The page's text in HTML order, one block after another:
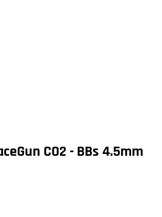
CO2 - BBs 4.5mm